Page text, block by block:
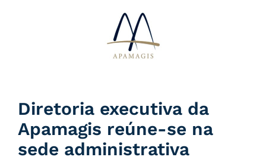
Diretoria executiva da
Apamagis reúne-se na
sede administrativa